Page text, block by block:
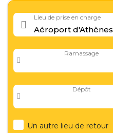
Lieu de prise en charge
Ramassage
Dépôt
Un autre lieu de retour